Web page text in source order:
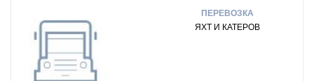
ПЕРЕВОЗКА
ЯХТ И КАТЕРОВ